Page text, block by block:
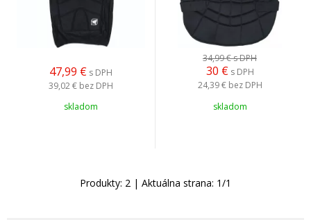
47,99 € s DPH
39,02 € bez DPH
skladom
34,99 €s DPH
30 € s DPH
24,39 € bez DPH
skladom
Produkty: 2 | Aktuálna strana: 1/1